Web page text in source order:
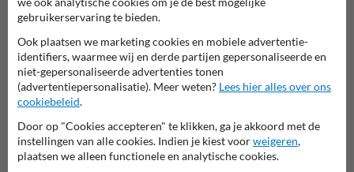
Wanneer gebruik je betonnen stootbanden?
Wij raden betonbanden aan voor iedereen die ongewenst
parkeergedrag wil voorkomen of duidelijk parkeervakken wil
aangeven. Dankzij de vierkante voet passen de stootbanden
gemakkelijk in het straatwerk, wat minder knipwerk voor de
stratenmaker betekent.
gebruikerservaring te bieden.
Ook plaatsen we marketing cookies en mobiele advertentie-
identifiers, waarmee wij en derde partijen gepersonaliseerde en
niet-gepersonaliseerde advertenties tonen
(advertentiepersonalisatie). Meer weten? Lees hier alles over ons
cookiebeleid.
Door op "Cookies accepteren" te klikken, ga je akkoord met de
instellingen van alle cookies. Indien je kiest voorweigeren,
plaatsen we alleen functionele en analytische cookies.